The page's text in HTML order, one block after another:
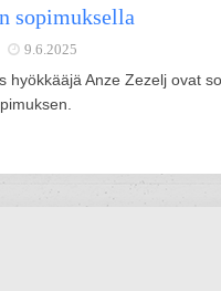
sopimuksella
9.6.2025
hyökkääjä Anze Zezelj ovat